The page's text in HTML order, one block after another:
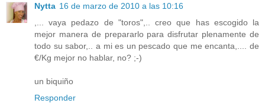
Nytta 16 de marzo de 2010 a las 10:16
,... vaya pedazo de "toros",.. creo que has escogido la
mejor manera de prepararlo para disfrutar plenamente de
todo su sabor,.. a mi es un pescado que me encanta,.... de
€/Kg mejor no hablar, no? ;-)
un biquiño
Responder